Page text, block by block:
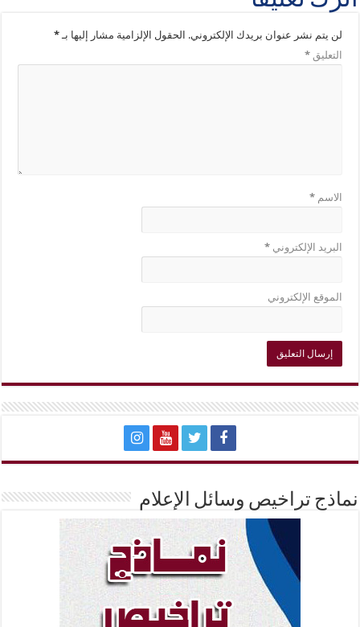
لن يتم نشر عنوان بريدك الإلكتروني. الحقول الإلزامية مشار إليها بـ*
التعليق*
الاسم*
البريد الإلكتروني*
الموقع الإلكتروني
نماذج تراخيص وسائل الإعلام